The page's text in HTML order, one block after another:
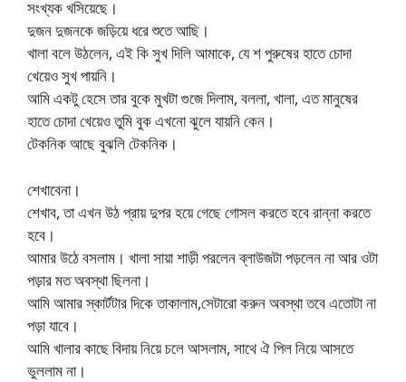
সংখ্যক খসিয়েছে।
দুজন দুজনকে জড়িয়ে ধরে শুতে আছি।
খালা বলে উঠলেন, এই কি সুখ দিলি আমাকে, যে শ পুরুষের হাতে চোদা
খেয়েও সুখ পায়নি।
আমি একটু হেসে তার বুকে মুখটা গুজে দিলাম, বললা, খালা, এত মানুষের
হাতে চোদা খেয়েও তুমি বুক এখনো ঝুলে যায়নি কেন।
টেকনিক আছে বুঝলি টেকনিক।
শেখাবেনা।
শেখাব, তা এখন উঠ প্রায় দুপর হয়ে গেছে গোসল করতে হবে রান্না করতে
হবে।
আমার উঠে বসলাম। খালা সায়া শাড়ী পরলেন ব্লাউজটা পড়লেন না আর ওটা
পড়ার মত অবস্থা ছিলনা।
আমি আমার স্কার্টটার দিকে তাকালাম,সেটারো করুন অবস্থা তবে এতোটা না
পড়া যাবে।
আমি খালার কাছে বিদায় নিয়ে চলে আসলাম, সাথে ঐ পিল নিয়ে আসতে
ভুললাম না।